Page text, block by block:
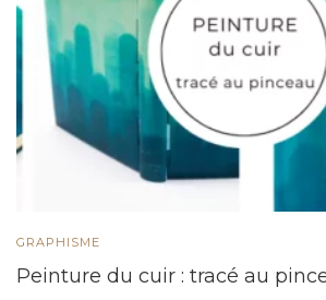
GRAPHISME
Peinture du cuir : tracé au